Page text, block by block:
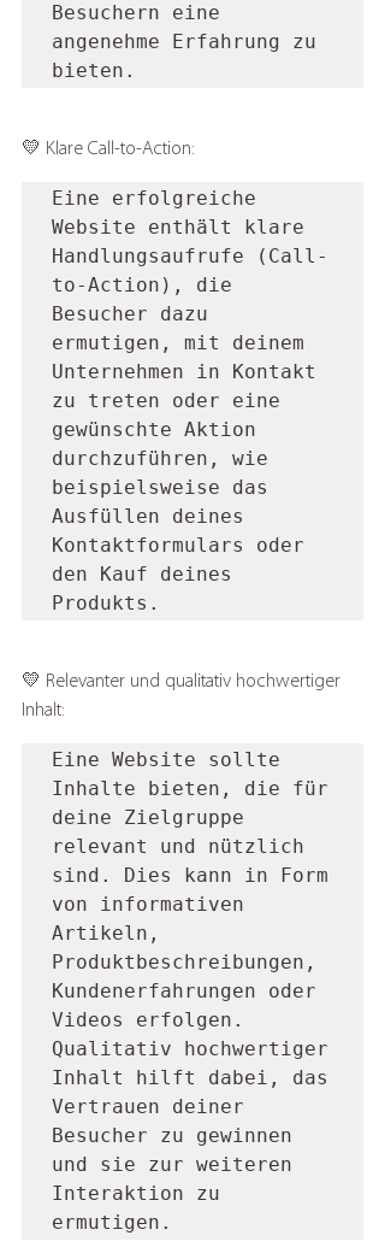
Besuchern eine
angenehme Erfahrung zu
bieten.
💛 Klare Call-to-Action:
Eine erfolgreiche
Website enthält klare
Handlungsaufrufe (Call-
to-Action), die
Besucher dazu
ermutigen, mit deinem
Unternehmen in Kontakt
zu treten oder eine
gewünschte Aktion
durchzuführen, wie
beispielsweise das
Ausfüllen deines
Kontaktformulars oder
den Kauf deines
Produkts.
💛 Relevanter und qualitativ hochwertiger
Inhalt:
Eine Website sollte
Inhalte bieten, die für
deine Zielgruppe
relevant und nützlich
sind. Dies kann in Form
von informativen
Artikeln,
Produktbeschreibungen,
Kundenerfahrungen oder
Videos erfolgen.
Qualitativ hochwertiger
Inhalt hilft dabei, das
Vertrauen deiner
Besucher zu gewinnen
und sie zur weiteren
Interaktion zu
ermutigen.